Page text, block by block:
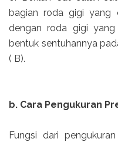
bagian roda gigi yang
dengan roda gigi
bentuk sentuhannya
( B).
b. Cara Pengukuran
Fungsi dari